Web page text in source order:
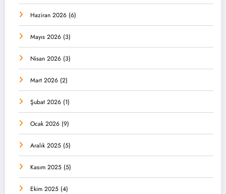
Haziran 2026 (6)
Mayıs 2026 (3)
Nisan 2026 (3)
Mart 2026 (2)
Şubat 2026 (1)
Ocak 2026 (9)
Aralık 2025 (5)
Kasım 2025 (5)
Ekim 2025 (4)